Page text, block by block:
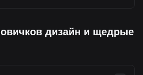
дизайн и щедрые